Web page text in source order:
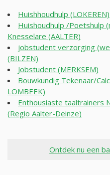
Huishhoudhulp (LOKEREN)
Huishoudhulp /Poetshulp
Knesselare (AALTER)
jobstudent verzorging
(BILZEN)
Jobstudent (MERKSEM)
Bouwkundig Tekenaar/
LOMBEEK)
Enthousiaste taaltrainers
(Regio Aalter-Deinze)
Ontdek nu een